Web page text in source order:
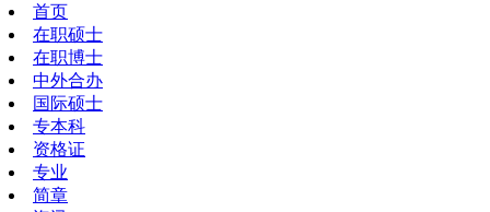
首页
在职硕士
在职博士
中外合办
国际硕士
专本科
资格证
专业
简章